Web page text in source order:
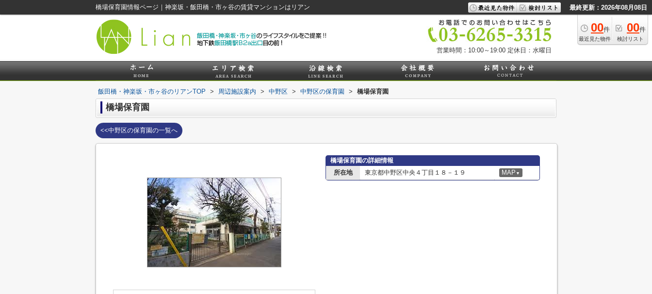
橋場保育園情報ページ｜神楽坂・飯田橋・市ヶ谷の賃貸マンションはリアン 最終更新：2026年08月08日
00件
最近見た物件
00件
検討リスト
営業時間：10:00～19:00 定休日：水曜日
飯田橋・神楽坂・市ヶ谷のリアンTOP > 周辺施設案内 > 中野区 > 中野区の保育園 > 橋場保育園
橋場保育園
<<中野区の保育園の一覧へ
橋場保育園の詳細情報
所在地
東京都中野区中央４丁目１８－１９ MAP ▼